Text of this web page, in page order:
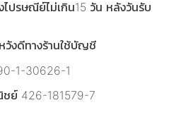
ปรษณีย์ไม่เกิน15 วัน หลังวันรับ
วังดีทางร้านใช้บัญชี
1-30626-1
ย์ 426-181579-7